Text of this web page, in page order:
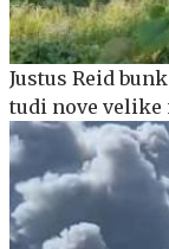
Justus Reid
tudi nove velike